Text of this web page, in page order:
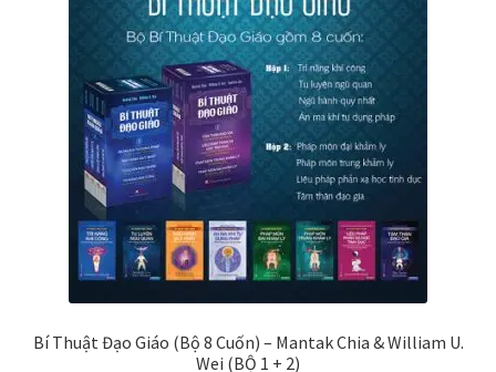
độ
phổ
biến
Bí Thuật Đạo Giáo (Bộ 8 Cuốn) – Mantak Chia & William U.
Wei (BỘ 1 + 2)